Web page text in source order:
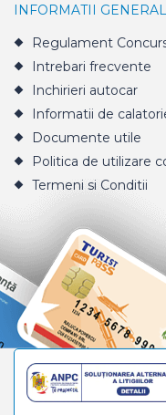
INFORMATII
Regulament
Intrebari frecvente
Inchirieri autocar
Informatii de
Documente utile
Politica de utilizare
Termeni si Conditii